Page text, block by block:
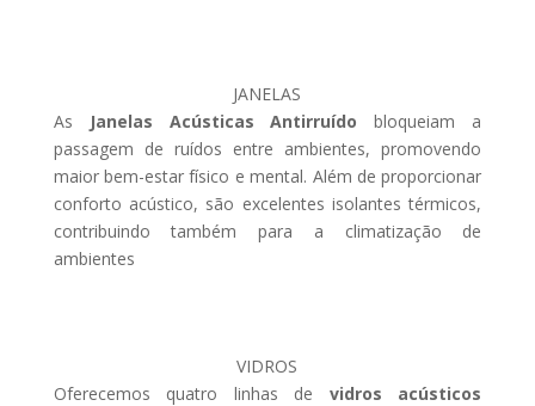
JANELAS
As
Janelas Acústicas Antirruído
bloqueiam a
passagem de ruídos entre ambientes, promovendo
maior bem-estar físico e mental. Além de proporcionar
conforto acústico, são excelentes isolantes térmicos,
contribuindo também para a climatização de
ambientes
VIDROS
Oferecemos quatro linhas de
vidros acústicos